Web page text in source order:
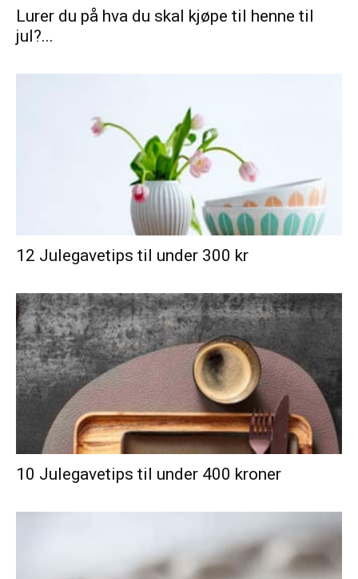
Lurer du på hva du skal kjøpe til henne til
jul?...
12 Julegavetips til under 300 kr
10 Julegavetips til under 400 kroner